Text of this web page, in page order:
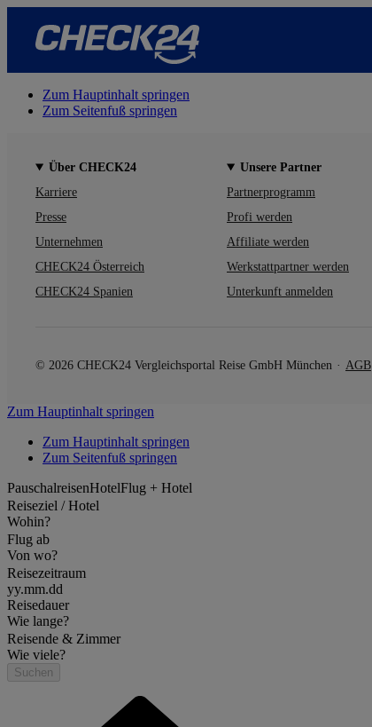
Zum Hauptinhalt springen
Zum Seitenfuß springen
Über CHECK24
Karriere
Presse
Unternehmen
CHECK24 Österreich
CHECK24 Spanien
Unsere Partner
Partnerprogramm
Profi werden
Affiliate werden
Werkstattpartner werden
Unterkunft anmelden
© 2026 CHECK24 Vergleichsportal Reise GmbH München AGB
Zum Hauptinhalt springen
Zum Hauptinhalt springen
Zum Seitenfuß springen
PauschalreisenHotelFlug + Hotel
Reiseziel / Hotel
Wohin?
Flug ab
Von wo?
Reisezeitraum
yy.mm.dd
Reisedauer
Wie lange?
Reisende & Zimmer
Wie viele?
Suchen